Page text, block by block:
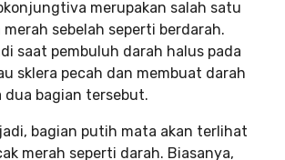
merupakan salah satu
sebelah seperti berdarah.
saat pembuluh darah halus pada
sklera pecah dan membuat darah
dua bagian tersebut.
bagian putih mata akan terlihat
merah seperti darah. Biasanya,